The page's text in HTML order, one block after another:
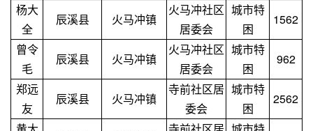
杨大
全
辰溪县 火马冲镇
火马冲社区
居委会
城市特
困
1562
曾令
毛
辰溪县 火马冲镇
火马冲社区
居委会
城市特
困
962
郑远
友
辰溪县 火马冲镇
寺前社区居
委会
城市特
困
2562